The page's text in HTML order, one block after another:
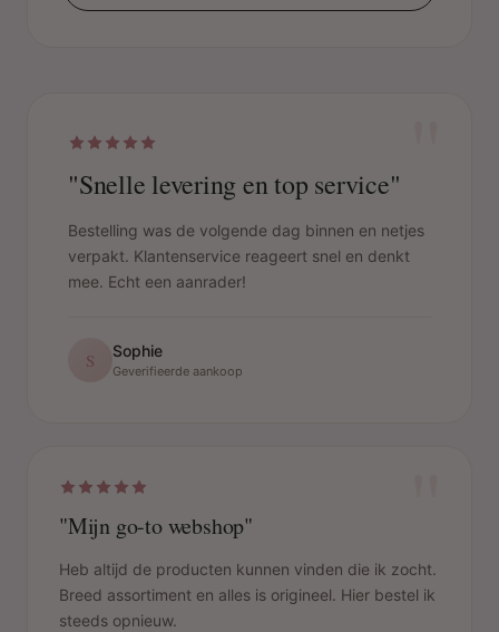
"Snelle levering en top service"
Bestelling was de volgende dag binnen en netjes
verpakt. Klantenservice reageert snel en denkt
mee. Echt een aanrader!
S Sophie
Geverifieerde aankoop
"Mijn go-to webshop"
Heb altijd de producten kunnen vinden die ik zocht.
Breed assortiment en alles is origineel. Hier bestel ik
steeds opnieuw.